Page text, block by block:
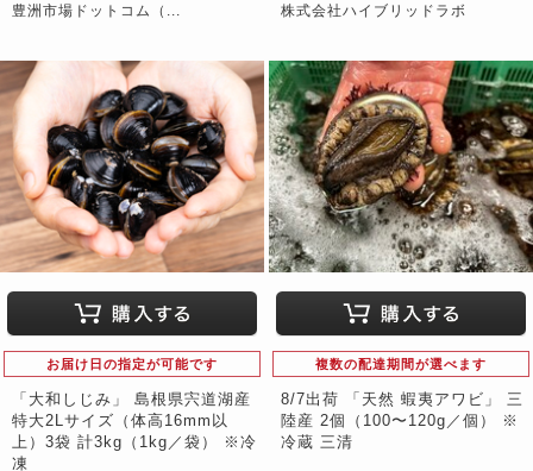
豊洲市場ドットコム（...
株式会社ハイブリッドラボ
お届け日の指定が可能です
「大和しじみ」 島根県宍道湖産
特大2Lサイズ（体高16mm以
上）3袋 計3kg（1kg／袋） ※冷
凍
複数の配達期間が選べます
8/7出荷 「天然 蝦夷アワビ」 三
陸産 2個（100〜120g／個） ※
冷蔵 三清